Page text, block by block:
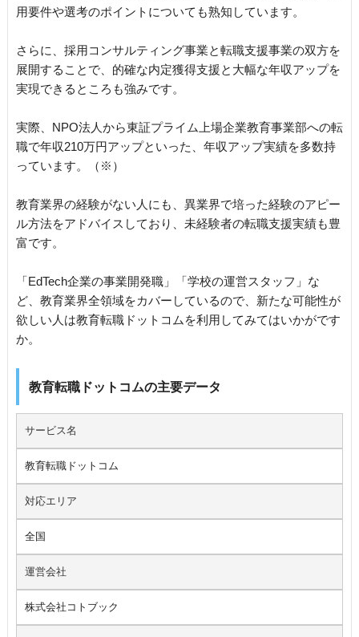
用要件や選考のポイントについても熟知しています。
さらに、採用コンサルティング事業と転職支援事業の双方を
展開することで、的確な内定獲得支援と大幅な年収アップを
実現できるところも強みです。
実際、NPO法人から東証プライム上場企業教育事業部への転
職で年収210万円アップといった、年収アップ実績を多数持
っています。（※）
教育業界の経験がない人にも、異業界で培った経験のアピー
ル方法をアドバイスしており、未経験者の転職支援実績も豊
富です。
「EdTech企業の事業開発職」「学校の運営スタッフ」な
ど、教育業界全領域をカバーしているので、新たな可能性が
欲しい人は教育転職ドットコムを利用してみてはいかがです
か。
教育転職ドットコムの主要データ
サービス名
教育転職ドットコム
対応エリア
全国
運営会社
株式会社コトブック